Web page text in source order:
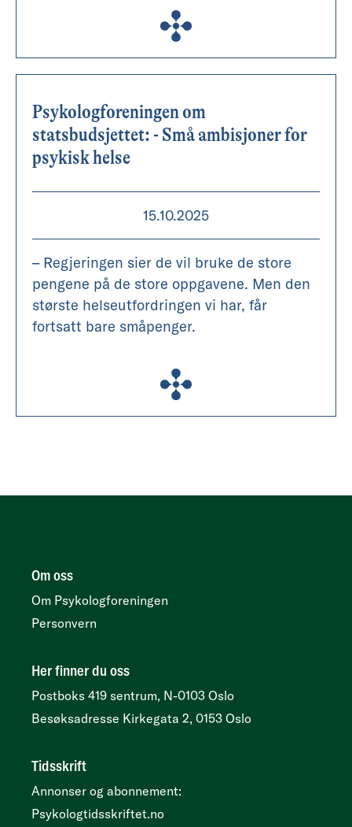
Psykologforeningen om
statsbudsjettet: - Små ambisjoner for
psykisk helse
15.10.2025
– Regjeringen sier de vil bruke de store
pengene på de store oppgavene. Men den
største helseutfordringen vi har, får
fortsatt bare småpenger.
Om oss
Om Psykologforeningen
Personvern
Her finner du oss
Postboks 419 sentrum, N-0103 Oslo
Besøksadresse Kirkegata 2, 0153 Oslo
Tidsskrift
Annonser og abonnement:
Psykologtidsskriftet.no